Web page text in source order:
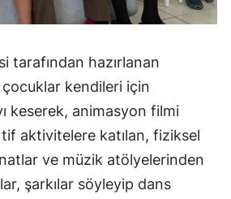
tarafından hazırlanan
kendileri için
keserek, animasyon filmi
aktivitelere katılan, fiziksel
ve müzik atölyelerinden
şarkılar söyleyip dans